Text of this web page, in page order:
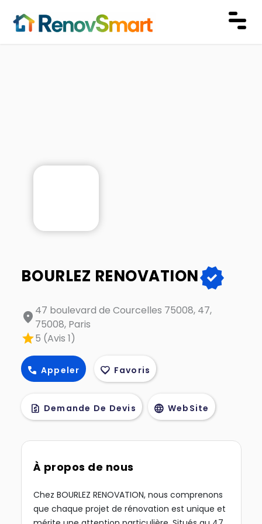
BOURLEZ RENOVATIONverified
location_on 47 boulevard de Courcelles 75008, 47,
75008, Paris
star5 (Avis 1)
call Appeler favorite Favoris
request_quote Demande De Devis language WebSite
À propos de nous
Chez BOURLEZ RENOVATION, nous comprenons
que chaque projet de rénovation est unique et